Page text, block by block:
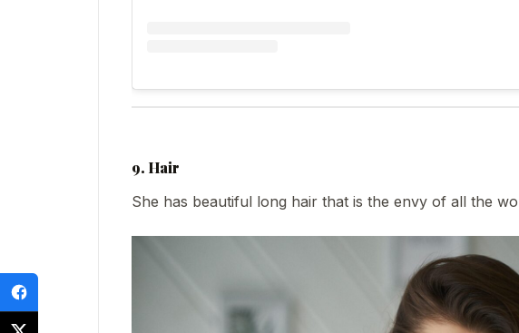
9. Hair
She has beautiful long hair that is the envy of all the